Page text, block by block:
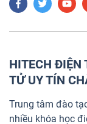
HITECH ĐIỆN
TỬ UY TÍN
Trung tâm đào
nhiều khóa học